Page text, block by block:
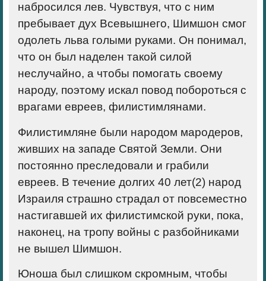
набросился лев. Чувствуя, что с ним
пребывает дух Всевышнего, Шимшон смог
одолеть льва голыми руками. Он понимал,
что он был наделен такой силой
неслучайно, а чтобы помогать своему
народу, поэтому искал повод побороться с
врагами евреев, филистимлянами.
Филистимляне были народом мародеров,
живших на западе Святой Земли. Они
постоянно преследовали и грабили
евреев. В течение долгих 40 лет(2) народ
Израиля страшно страдал от повсеместно
настигавшей их филистимской руки, пока,
наконец, на тропу войны с разбойниками
не вышел Шимшон.
Юноша был слишком скромным, чтобы